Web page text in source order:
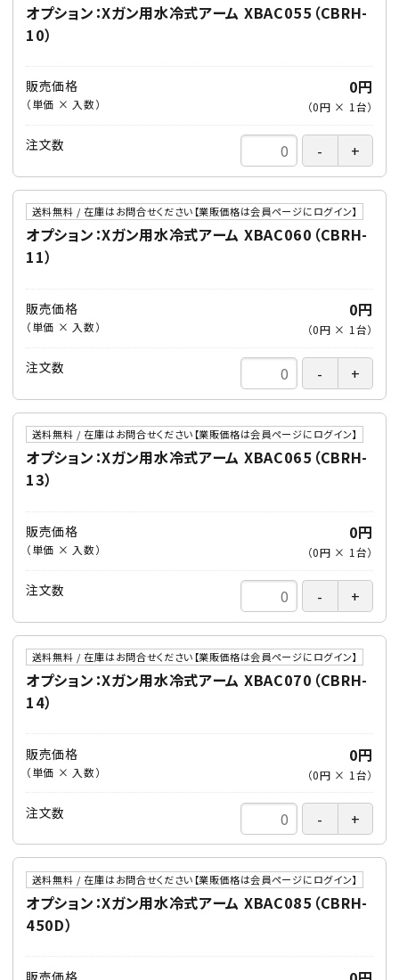
オプション：Xガン用水冷式アーム XBAC055（CBRH-
10）
販売価格
（単価 × 入数）
0円
（0円 × 1台）
注文数
送料無料 / 在庫はお問合せください【業販価格は会員ページにログイン】
オプション：Xガン用水冷式アーム XBAC060（CBRH-
11）
販売価格
（単価 × 入数）
0円
（0円 × 1 台）
注文数
送料無料 / 在庫はお問合せください【業販価格は会員ページにログイン】
オプション：Xガン用水冷式アーム XBAC065（CBRH-
13）
販売価格
（単価 × 入数）
0円
（0円 × 1 台）
注文数
送料無料 / 在庫はお問合せください【業販価格は会員ページにログイン】
オプション：Xガン用水冷式アーム XBAC070（CBRH-
14）
販売価格
（単価 × 入数）
0円
（0円 × 1 台）
注文数
送料無料 / 在庫はお問合せください【業販価格は会員ページにログイン】
オプション：Xガン用水冷式アーム XBAC085（CBRH-
450D）
販売価格